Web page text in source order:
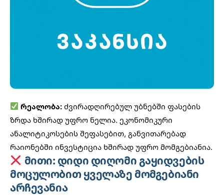
რეალობა: ძვირადღირებულ უბნებში ფასების
ზრდა ხშირად უფრო ნელია. ეკონომიკური
ანალიტიკოსების შეფასებით, განვითარებად
რაიონებში ინვესტიცია ხშირად უფრო მომგებიანია.
მითი: დიდი დიღომი გაყიდვების
მოცულობით ყველაზე მომგებიანი
არჩევანია